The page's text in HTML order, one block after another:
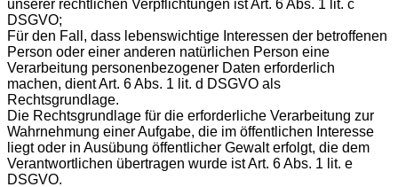
unserer rechtlichen Verpflichtungen ist Art. 6 Abs. 1 lit. c
DSGVO;
Für den Fall, dass lebenswichtige Interessen der betroffenen
Person oder einer anderen natürlichen Person eine
Verarbeitung personenbezogener Daten erforderlich
machen, dient Art. 6 Abs. 1 lit. d DSGVO als
Rechtsgrundlage.
Die Rechtsgrundlage für die erforderliche Verarbeitung zur
Wahrnehmung einer Aufgabe, die im öffentlichen Interesse
liegt oder in Ausübung öffentlicher Gewalt erfolgt, die dem
Verantwortlichen übertragen wurde ist Art. 6 Abs. 1 lit. e
DSGVO.